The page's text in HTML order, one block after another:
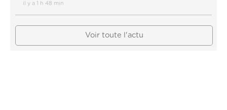
il y a 1 h 48 min
Voir toute l'actu